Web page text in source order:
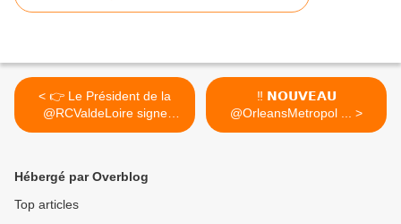
< 👉 Le Président de la
@RCValdeLoire signe
avec...
‼ 𝗡𝗢𝗨𝗩𝗘𝗔𝗨
@OrleansMetropol ... >
Hébergé par Overblog
Top articles